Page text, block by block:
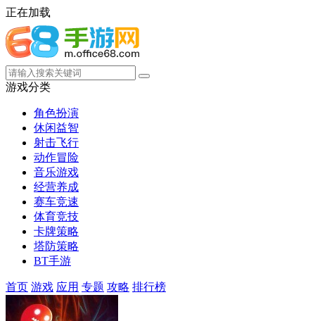
正在加载
游戏分类
角色扮演
休闲益智
射击飞行
动作冒险
音乐游戏
经营养成
赛车竞速
体育竞技
卡牌策略
塔防策略
BT手游
首页 游戏 应用 专题 攻略 排行榜